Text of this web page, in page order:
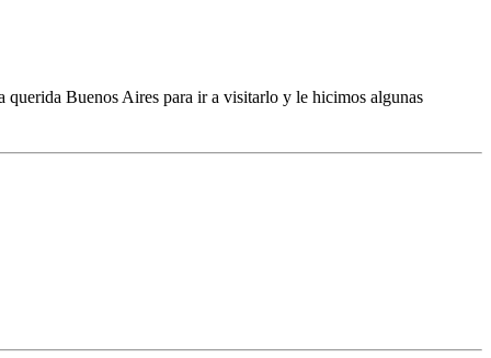
Buenos Aires para ir a visitarlo y le hicimos algunas